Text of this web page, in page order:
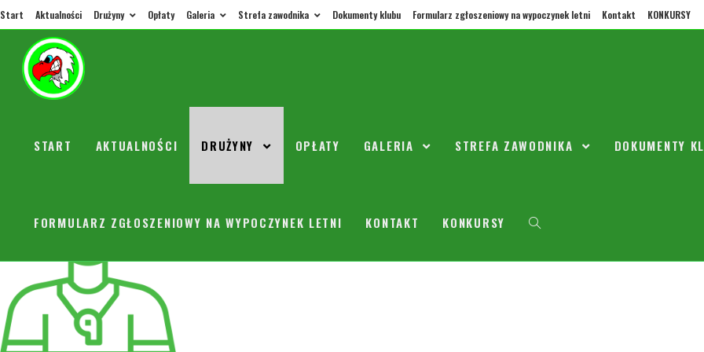
Start Aktualności Drużyny Opłaty Galeria Strefa zawodnika Dokumenty klubu Formularz zgłoszeniowy na wypoczynek letni Kontakt KONKURSY
START AKTUALNOŚCI DRUŻYNY OPŁATY GALERIA STREFA ZAWODNIKA DOKUMENTY
FORMULARZ ZGŁOSZENIOWY NA WYPOCZYNEK LETNI KONTAKT KONKURSY
2018/2019
TRENERZY
TRENER